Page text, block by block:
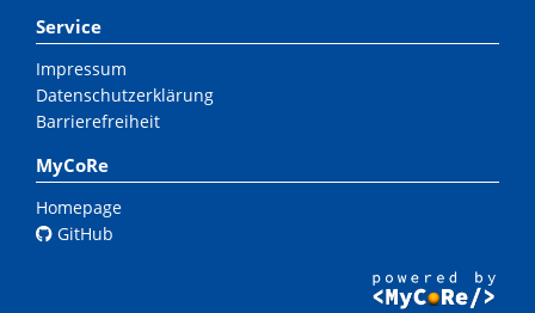
Service
Impressum
Datenschutzerklärung
Barrierefreiheit
MyCoRe
Homepage
GitHub